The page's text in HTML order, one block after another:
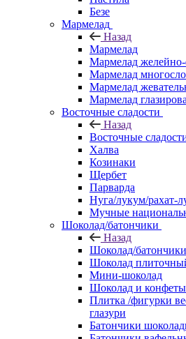
Безе
Мармелад
Назад
Мармелад
Мармелад
Мармелад
Мармелад
Мармелад
Восточные сладости
Назад
Восточные
Халва
Козинаки
Щербет
Парварда
Нуга/лукум/рахат-
Мучные
Шоколад/батончики
Назад
Шоколад/батончики
Шоколад
Мини-шоколад
Шоколад и
Плитка /фигурки
глазури
Батончики